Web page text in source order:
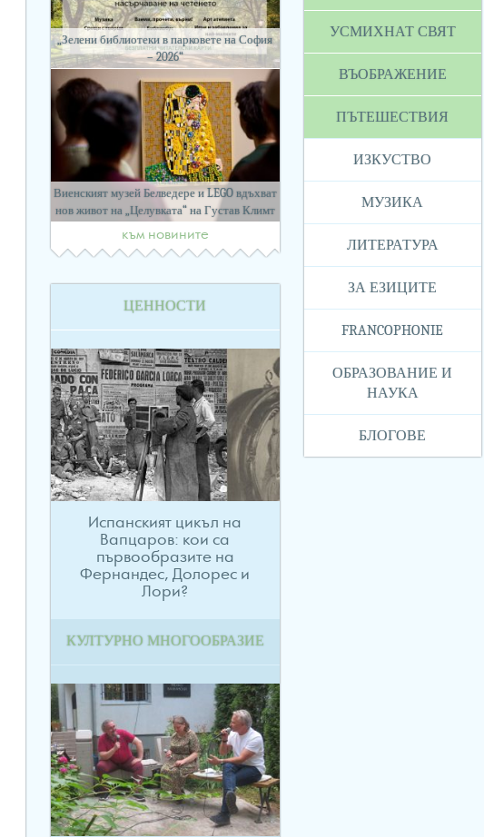
УСМИХНАТ СВЯТ
ВЪОБРАЖЕНИЕ
ПЪТЕШЕСТВИЯ
ИЗКУСТВО
МУЗИКА
ЛИТЕРАТУРА
ЗА ЕЗИЦИТЕ
FRANCOPHONIE
ОБРАЗОВАНИЕ И
НАУКА
БЛОГОВЕ
„Зелени библиотеки в парковете на София
– 2026“
Виенският музей Белведере и LEGO вдъхват
нов живот на „Целувката“ на Густав Климт
към новините
ЦЕННОСТИ
Испанският цикъл на
Вапцаров: кои са
първообразите на
Фернандес, Долорес и
Лори?
КУЛТУРНО МНОГООБРАЗИЕ